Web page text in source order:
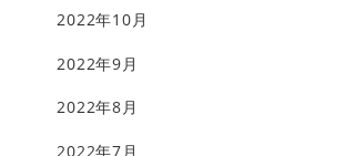
2022年10月
2022年9月
2022年8月
2022年7月